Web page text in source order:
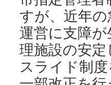
すが、近年
運営に支障
理施設の安
スライド制